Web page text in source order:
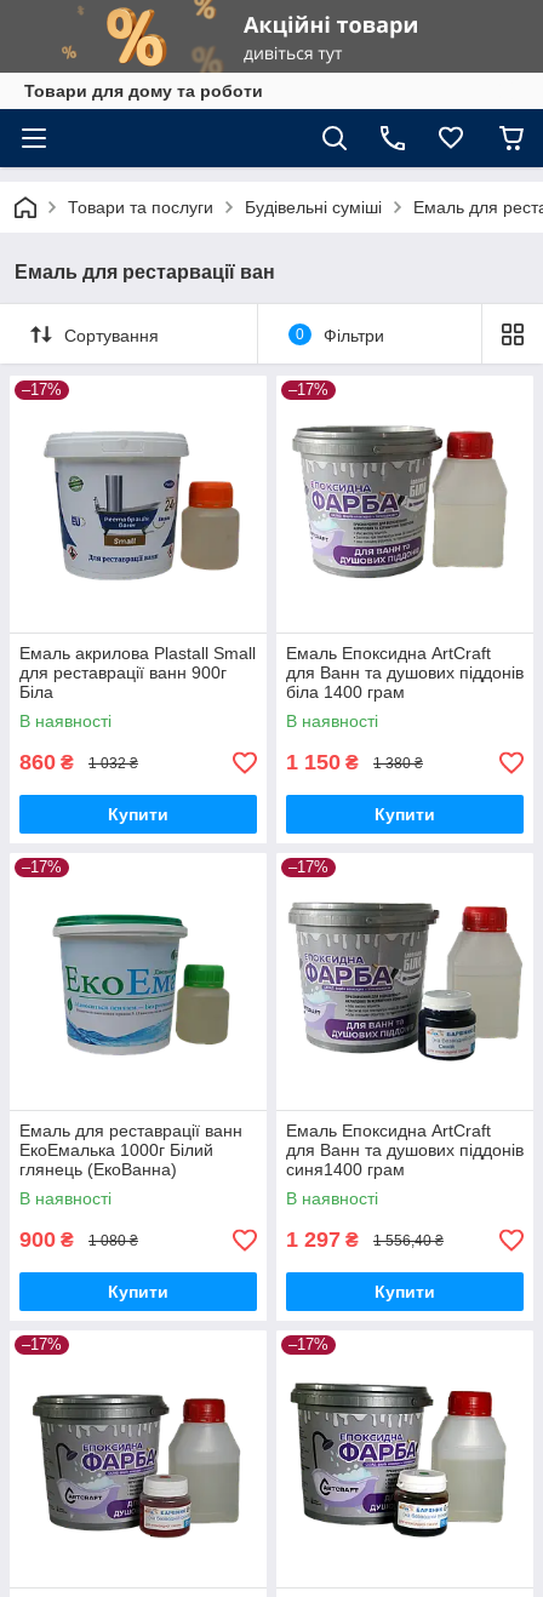
Товари для дому та роботи
Товари та послуги Будівельні суміші Емаль для
Емаль для рестарвації ван
Сортування 0 Фільтри
–17%
Емаль акрилова Plastall Small
для реставрації ванн 900г
Біла
В наявності
860 ₴ 1 032 ₴
Купити
–17%
Емаль Епоксидна ArtCraft
для Ванн та душових піддонів
біла 1400 грам
В наявності
1 150 ₴ 1 380 ₴
Купити
–17%
Емаль для реставрації ванн
ЕкоЕмалька 1000г Білий
глянець (ЕкоВанна)
В наявності
900 ₴ 1 080 ₴
Купити
–17%
Емаль Епоксидна ArtCraft
для Ванн та душових піддонів
синя1400 грам
В наявності
1 297 ₴ 1 556,40 ₴
Купити
–17% –17%